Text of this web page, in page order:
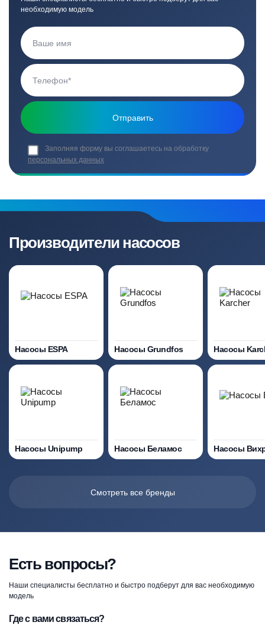
необходимую модель
Заполняя форму вы соглашаетесь на обработку
персональных данных
Производители насосов
Насосы ESPA Насосы Grundfos Насосы
Насосы Unipump Насосы Беламос Насосы
Смотреть все бренды
Есть вопросы?
Наши специалисты бесплатно и быстро подберут для вас необходимую
модель
Где с вами связаться?